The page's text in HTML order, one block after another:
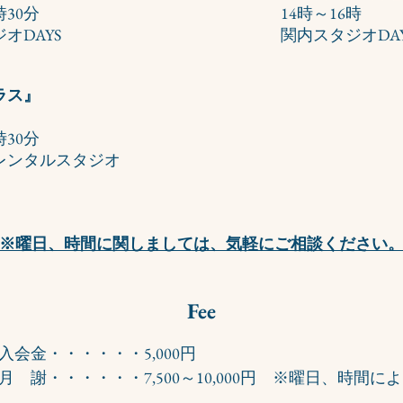
分
DAYS
​ 14時～16時
関内スタジオ
』
分
タルスタジオ
※曜日、時間に関しましては、気軽にご相談ください。
Fee
会金・・・・・・5,000円
謝・・・・・・7,500～10,000円 ※曜日、時間によ